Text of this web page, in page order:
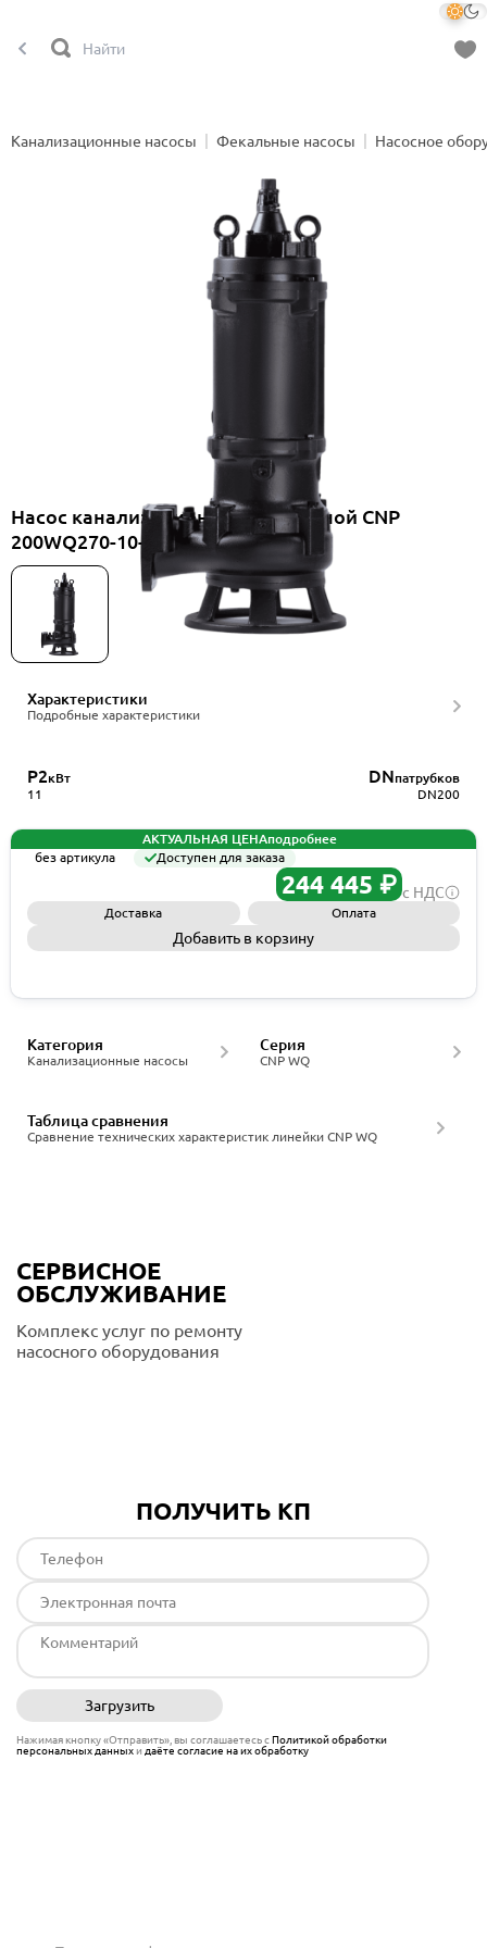
Канализационные насосы Фекальные насосы Насосное
Насос канализационный погружной CNP
200WQ270-10-11ES(I)
Характеристики
Подробные характеристики
P2кВт
11
DNпатрубков
DN200
АКТУАЛЬНАЯ ЦЕНАподробнее
без артикула
Доступен для заказа
244 445 ₽ с НДС
Доставка Оплата
Добавить в корзину
Канализационные насосы
Категория
CNP WQ
Серия
Сравнение технических характеристик линейки CNP WQ
Таблица сравнения
СЕРВИСНОЕ
ОБСЛУЖИВАНИЕ
Комплекс услуг по ремонту
насосного оборудования
ПОЛУЧИТЬ КП
Загрузить
Нажимая кнопку «Отправить», вы соглашаетесь сПолитикой обработки
персональных данныхи даёте согласие на их обработку